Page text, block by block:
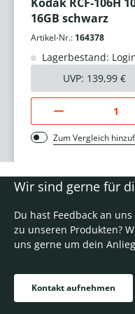
16GB schwarz
Artikel-Nr.: 164378
Lagerbestand:
UVP: 139,99 €
Zum Vergleich
Wir sind gerne für
Du hast Feedback an
zu unseren Produkten?
uns gerne um dein
Kontakt aufnehmen